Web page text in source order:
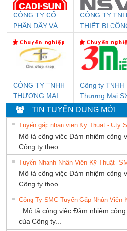
CÔNG TY CỔ
PHẦN DÂY VÀ
THƯỢNG ĐÌNH
CÔNG TY
THIẾT BỊ
SETSUBI VIỆT
NAM
CÔNG TY TNHH
THƯƠNG MẠI
THIÊN ÂN VIỆT
NAM
Công ty TNHH
Thương Mại
Ba Miền
TIN TUYỂN DỤNG MỚI
Tuyển gấp nhân viên Kỹ Thuật - Cty
Mô tả công việc Đảm nhiệm công
Công ty theo...
Tuyển Nhanh Nhân Viên Kỹ Thuật-
Mô tả công việc Đảm nhiệm công
Công ty theo...
Công Ty SMC Tuyển Gấp Nhân Viên
Mô tả công việc Đảm nhiệm
của Công ty...